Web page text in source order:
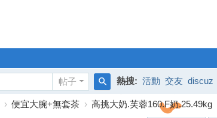
帖子
搜
熱搜: 活動 交友 discuz
› 便宜大腕+無套茶 › 高挑大奶.芙蓉160.F奶.25.49kg